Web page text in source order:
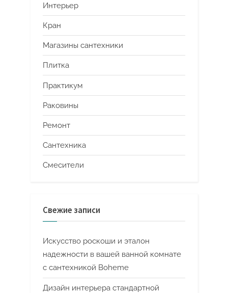
Интерьер
Кран
Магазины сантехники
Плитка
Практикум
Раковины
Ремонт
Сантехника
Смесители
Свежие записи
Искусство роскоши и эталон
надежности в вашей ванной комнате
с сантехникой Boheme
Дизайн интерьера стандартной